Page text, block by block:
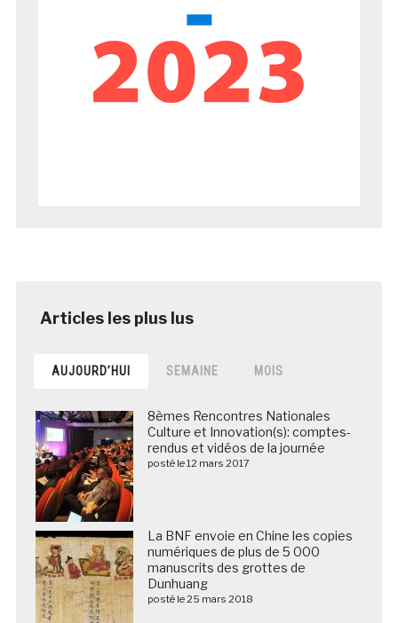
AUJOURD’HUI SEMAINE MOIS
8èmes Rencontres Nationales
Culture et Innovation(s): comptes-
rendus et vidéos de la journée
posté le 12 mars 2017
La BNF envoie en Chine les copies
numériques de plus de 5 000
manuscrits des grottes de
Dunhuang
posté le 25 mars 2018